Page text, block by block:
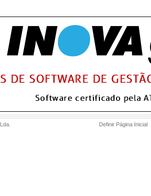
, Lda. Definir Página Inicial